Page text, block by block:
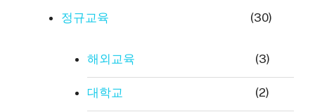
정규교육 (30)
해외교육 (3)
대학교 (2)